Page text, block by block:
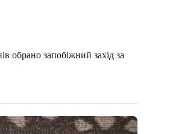
обрано запобіжний захід за